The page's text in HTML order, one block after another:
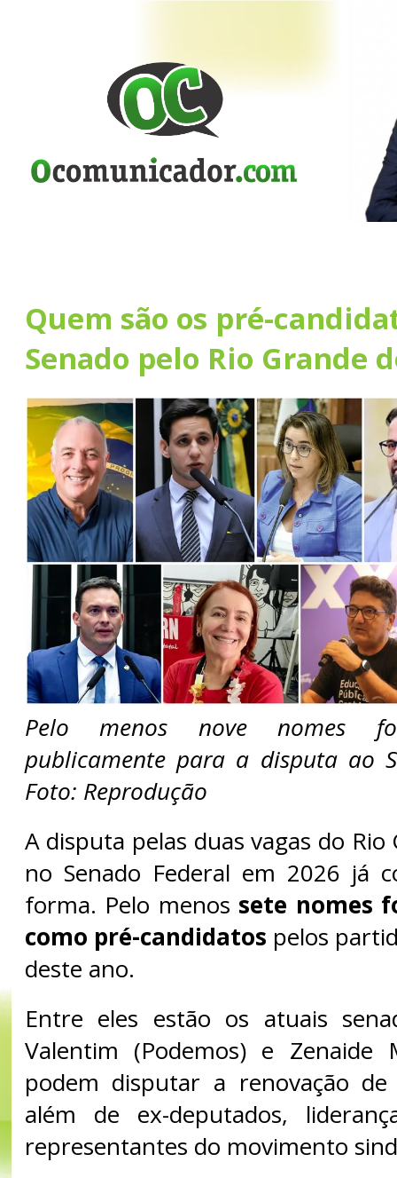
Quem são os pré-
Senado pelo Rio Grande
Pelo menos nove nomes
publicamente para a disputa ao
Foto: Reprodução
A disputa pelas duas vagas do
no Senado Federal em 2026 já
forma. Pelo menos sete nomes
como pré-candidatos pelos
deste ano.
Entre eles estão os atuais
Valentim (Podemos) e Zenaide
podem disputar a renovação de
além de ex-deputados,
representantes do movimento